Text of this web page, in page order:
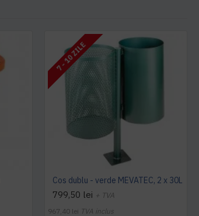
7 - 10 ZILE
Cos dublu - verde MEVATEC, 2 x 30L
799,50 lei + TVA
967,40 lei TVA inclus